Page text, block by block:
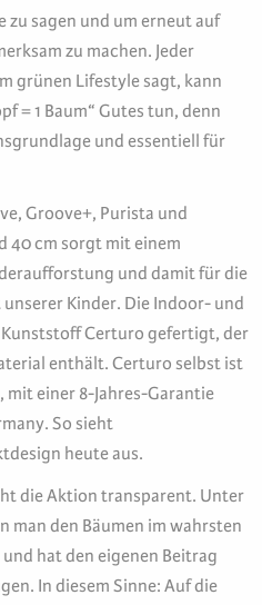
zu sagen und um erneut auf
zu machen. Jeder
grünen Lifestyle sagt, kann
= 1 Baum“ Gutes tun, denn
und essentiell für
Groove+, Purista und
40 cm sorgt mit einem
und damit für die
Kinder. Die Indoor- und
Certuro gefertigt, der
enthält. Certuro selbst ist
einer 8-Jahres-Garantie
So sieht
heute aus.
die Aktion transparent. Unter
den Bäumen im wahrsten
hat den eigenen Beitrag
In diesem Sinne: Auf die